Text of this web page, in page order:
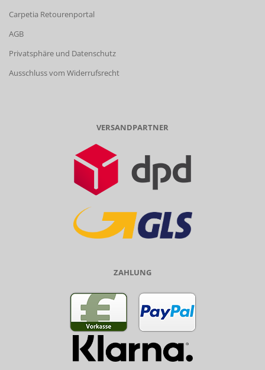
Carpetia Retourenportal
AGB
Privatsphäre und Datenschutz
Ausschluss vom Widerrufsrecht
VERSANDPARTNER
ZAHLUNG